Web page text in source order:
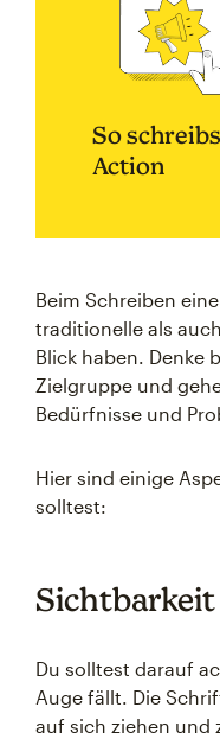
So
Action
Beim Schreiben
traditionelle als
Blick haben. Denke
Zielgruppe und
Bedürfnisse und
Hier sind einige
solltest:
Sichtbarkeit
Du solltest darauf
Auge fällt. Die
auf sich ziehen und